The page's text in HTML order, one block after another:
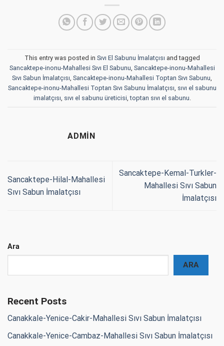
This entry was posted in Sıvı El Sabunu İmalatçısı and tagged
Sancaktepe-inonu-Mahallesi Sıvı El Sabunu Sancaktepe-inonu-Mahallesi
Sıvı Sabun İmalatçısı Sancaktepe-inonu-Mahallesi Toptan Sıvı Sabunu
Sancaktepe-inonu-Mahallesi Toptan Sıvı Sabunu İmalatçısı sıvı el sabunu
imalatçısı sıvı el sabunu üreticisi ,toptan sıvı el sabunu
ADMIN
Sancaktepe-Hilal-Mahallesi
Sıvı Sabun İmalatçısı
Sancaktepe-Kemal-Turkler-
Mahallesi Sıvı Sabun
İmalatçısı
Ara
ARA
Recent Posts
Canakkale-Yenice-Cakir-Mahallesi Sıvı Sabun İmalatçısı
Canakkale-Yenice-Cambaz-Mahallesi Sıvı Sabun İmalatçısı